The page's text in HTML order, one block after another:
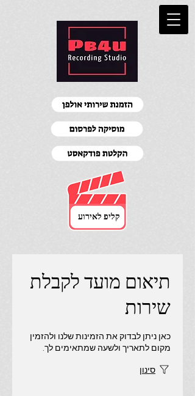
קליפ לאירוע
תיאום מועד לקבלת
שירות
כאן ניתן לבדוק את הזמינות שלנו ולהזמין
מקום לתאריך ולשעה שמתאימים לך.
סינון